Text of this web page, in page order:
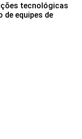
tecnológicas
equipes de